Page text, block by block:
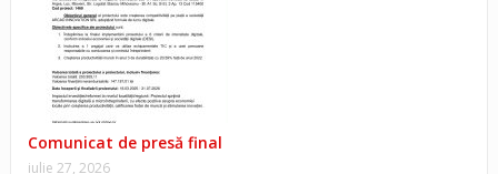
Comunicat de presă final
iulie 27, 2026